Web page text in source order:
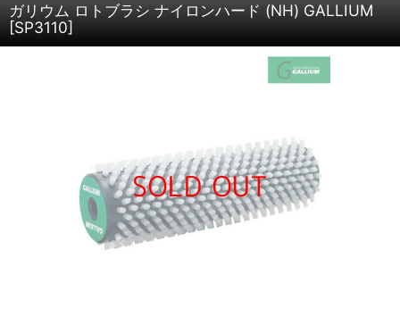
ガリウム ロトブラシ ナイロンハード (NH) GALLIUM
[SP3110]